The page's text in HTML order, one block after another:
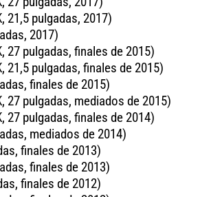
21,5 pulgadas, 2017)
2017)
27 pulgadas, finales de 2015)
21,5 pulgadas, finales de 2015)
finales de 2015)
27 pulgadas, mediados de 2015)
27 pulgadas, finales de 2014)
mediados de 2014)
finales de 2013)
finales de 2013)
finales de 2012)